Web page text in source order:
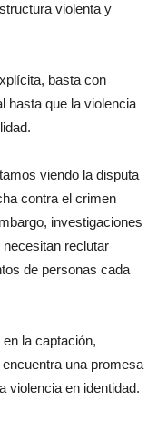
violenta y
basta con
hasta que la violencia
viendo la disputa
contra el crimen
investigaciones
reclutar
de personas cada
la captación,
una promesa
violencia en identidad.